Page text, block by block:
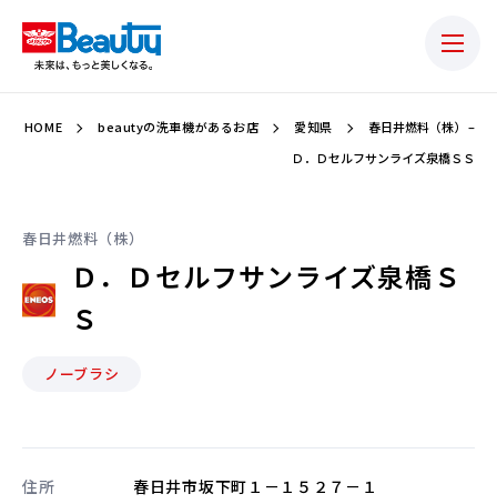
HOME beautyの洗車機があるお店 愛知県
春日井燃料（株） –
Ｄ．Ｄセルフサンライズ泉橋ＳＳ
春日井燃料（株）
Ｄ．Ｄセルフサンライズ泉橋Ｓ
Ｓ
ノーブラシ
住所 春日井市坂下町１－１５２７－１